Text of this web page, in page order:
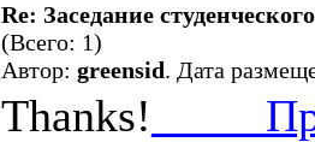
Re: Заседание
(Всего: 1)
Автор: greensid. Дата
Thanks!